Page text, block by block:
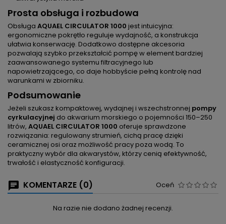
Prosta obsługa i rozbudowa
Obsługa AQUAEL CIRCULATOR 1000 jest intuicyjna:
ergonomiczne pokrętło reguluje wydajność, a konstrukcja
ułatwia konserwację. Dodatkowo dostępne akcesoria
pozwalają szybko przekształcić pompę w element bardziej
zaawansowanego systemu filtracyjnego lub
napowietrzającego, co daje hobbyście pełną kontrolę nad
warunkami w zbiorniku.
Podsumowanie
Jeżeli szukasz kompaktowej, wydajnej i wszechstronnej pompy
cyrkulacyjnej do akwarium morskiego o pojemności 150–250
litrów, AQUAEL CIRCULATOR 1000 oferuje sprawdzone
rozwiązania: regulowany strumień, cichą pracę dzięki
ceramicznej osi oraz możliwość pracy poza wodą. To
praktyczny wybór dla akwarystów, którzy cenią efektywność,
trwałość i elastyczność konfiguracji.
KOMENTARZE (0) Oceń
Na razie nie dodano żadnej recenzji.